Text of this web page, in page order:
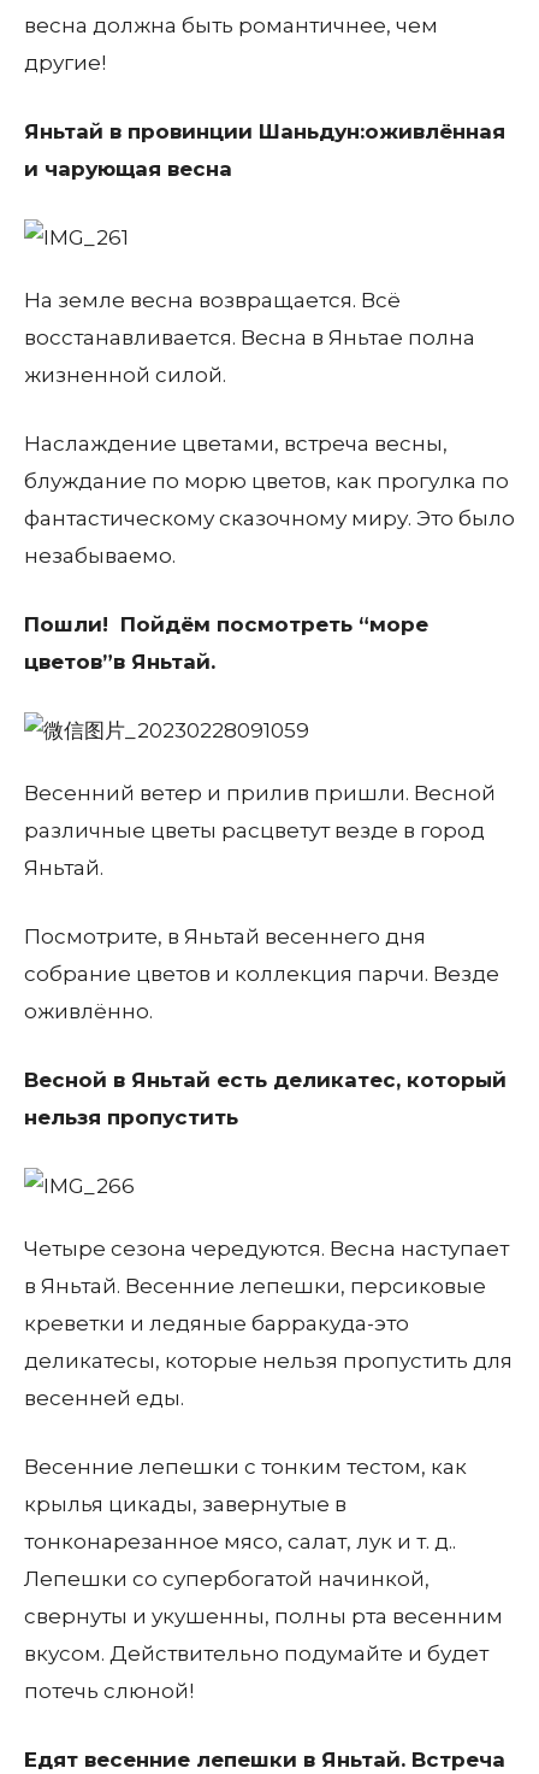
весна должна быть романтичнее, чем
другие!
Яньтай в провинции Шаньдун:оживлённая
и чарующая весна
На земле весна возвращается. Всё
восстанавливается. Весна в Яньтае полна
жизненной силой.
Наслаждение цветами, встреча весны,
блуждание по морю цветов, как прогулка по
фантастическому сказочному миру. Это было
незабываемо.
Пошли! Пойдём посмотреть “море
цветов”в Яньтай.
Весенний ветер и прилив пришли. Весной
различные цветы расцветут везде в город
Яньтай.
Посмотрите, в Яньтай весеннего дня
собрание цветов и коллекция парчи. Везде
оживлённо.
Весной в Яньтай есть деликатес, который
нельзя пропустить
Четыре сезона чередуются. Весна наступает
в Яньтай. Весенние лепешки, персиковые
креветки и ледяные барракуда-это
деликатесы, которые нельзя пропустить для
весенней еды.
Весенние лепешки с тонким тестом, как
крылья цикады, завернутые в
тонконарезанное мясо, салат, лук и т. д..
Лепешки со супербогатой начинкой,
свернуты и укушенны, полны рта весенним
вкусом. Действительно подумайте и будет
потечь слюной!
Едят весенние лепешки в Яньтай. Встреча